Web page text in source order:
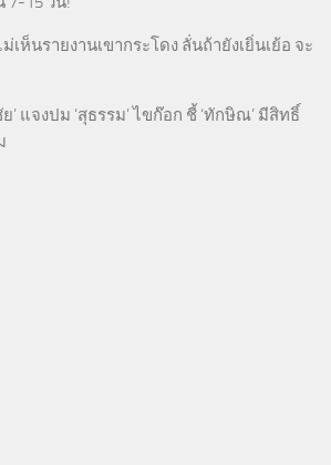
เห็นรายงานเขากระโดง ลั่นถ้ายังเยิ่นเย้อ จะ
ย’ แจงปม ‘สุธรรม’ ไขก๊อก ชี้ ‘ทักษิณ’ มีสิทธิ์